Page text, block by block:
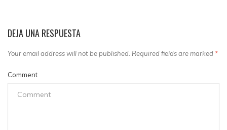
DEJA UNA RESPUESTA
Your email address will not be published. Required fields are marked *
Comment